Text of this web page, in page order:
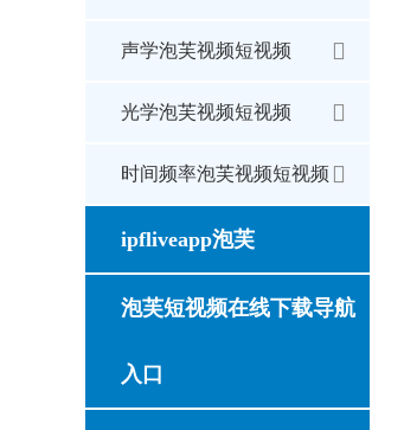
声学泡芙视频短视频
光学泡芙视频短视频
时间频率泡芙视频短视频
ipfliveapp泡芙
泡芙短视频在线下载导航
入口